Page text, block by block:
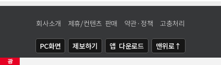
광
회사소개 제휴/컨텐츠 판매 약관·정책 고충처리
PC화면 제보하기 앱 다운로드 맨위로↑